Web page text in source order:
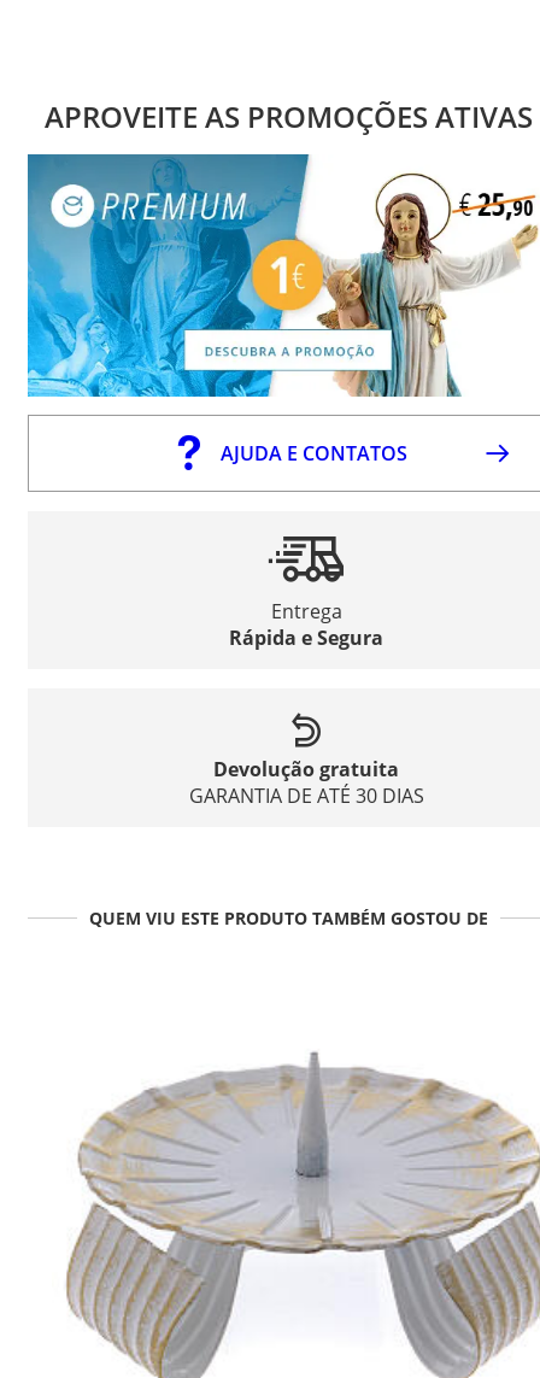
APROVEITE AS PROMOÇÕES ATIVAS
AJUDA E CONTATOS
Entrega
Rápida e Segura
Devolução gratuita
GARANTIA DE ATÉ 30 DIAS
QUEM VIU ESTE PRODUTO TAMBÉM GOSTOU DE